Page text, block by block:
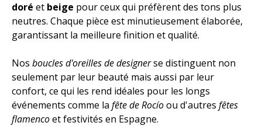
doré et beige pour ceux qui préfèrent des tons plus
neutres. Chaque pièce est minutieusement élaborée,
garantissant la meilleure finition et qualité.
Nos boucles d'oreilles de designerse distinguent non
seulement par leur beauté mais aussi par leur
confort, ce qui les rend idéales pour les longs
événements comme la fête de Rocíoou d'autres fêtes
flamencoet festivités en Espagne.